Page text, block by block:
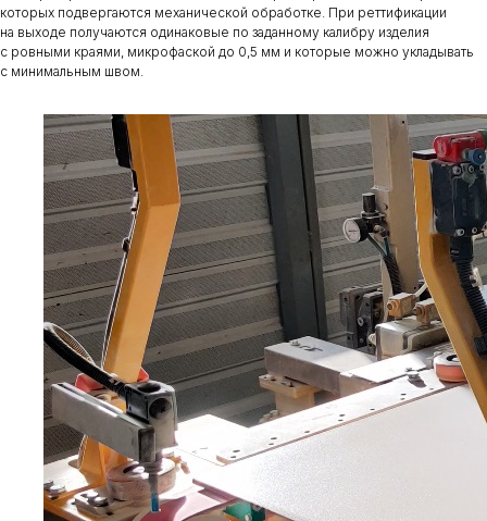
которых подвергаются механической обработке. При реттификации
на выходе получаются одинаковые по заданному калибру изделия
с ровными краями, микрофаской до 0,5 мм и которые можно укладывать
с минимальным швом.